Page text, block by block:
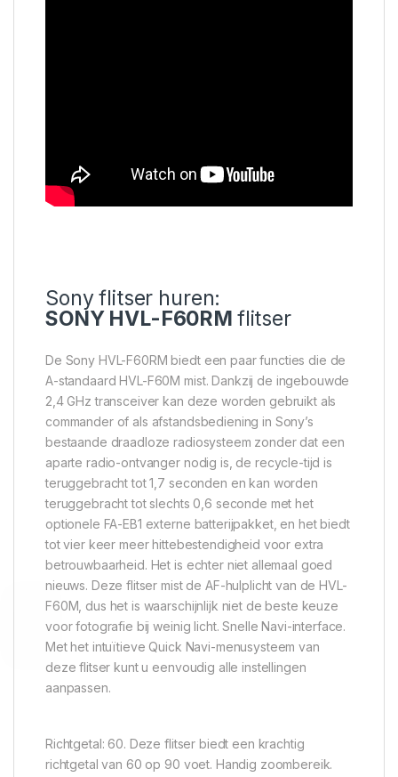
Sony flitser huren:
SONY HVL-F60RM flitser
De Sony HVL-F60RM biedt een paar functies die de
A-standaard HVL-F60M mist. Dankzij de ingebouwde
2,4 GHz transceiver kan deze worden gebruikt als
commander of als afstandsbediening in Sony’s
bestaande draadloze radiosysteem zonder dat een
aparte radio-ontvanger nodig is, de recycle-tijd is
teruggebracht tot 1,7 seconden en kan worden
teruggebracht tot slechts 0,6 seconde met het
optionele FA-EB1 externe batterijpakket, en het biedt
tot vier keer meer hittebestendigheid voor extra
betrouwbaarheid. Het is echter niet allemaal goed
nieuws. Deze flitser mist de AF-hulplicht van de HVL-
F60M, dus het is waarschijnlijk niet de beste keuze
voor fotografie bij weinig licht. Snelle Navi-interface.
Met het intuïtieve Quick Navi-menusysteem van
deze flitser kunt u eenvoudig alle instellingen
aanpassen.
Richtgetal: 60. Deze flitser biedt een krachtig
richtgetal van 60 op 90 voet. Handig zoombereik.